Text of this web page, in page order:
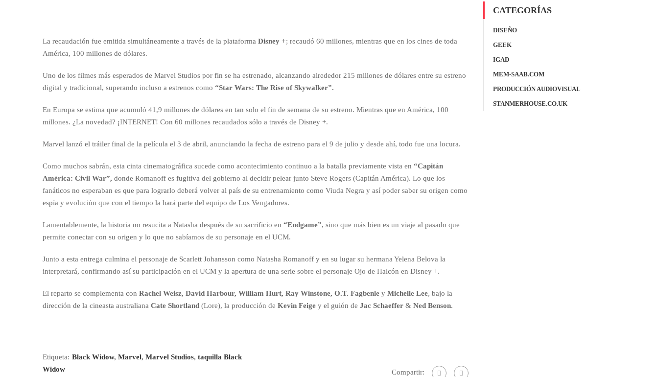
La recaudación fue emitida simultáneamente a través de la plataforma Disney +; recaudó 60 millones, mientras que en los cines de toda
América, 100 millones de dólares.
Uno de los filmes más esperados de Marvel Studios por fin se ha estrenado, alcanzando alrededor 215 millones de dólares entre su estreno
digital y tradicional, superando incluso a estrenos como “Star Wars: The Rise of Skywalker”.
En Europa se estima que acumuló 41,9 millones de dólares en tan solo el fin de semana de su estreno. Mientras que en América, 100
millones. ¿La novedad? ¡INTERNET! Con 60 millones recaudados sólo a través de Disney +.
Marvel lanzó el tráiler final de la película el 3 de abril, anunciando la fecha de estreno para el 9 de julio y desde ahí, todo fue una locura.
Como muchos sabrán, esta cinta cinematográfica sucede como acontecimiento continuo a la batalla previamente vista en “Capitán
América: Civil War”, donde Romanoff es fugitiva del gobierno al decidir pelear junto Steve Rogers (Capitán América). Lo que los
fanáticos no esperaban es que para lograrlo deberá volver al país de su entrenamiento como Viuda Negra y así poder saber su origen como
espía y evolución que con el tiempo la hará parte del equipo de Los Vengadores.
Lamentablemente, la historia no resucita a Natasha después de su sacrificio en “Endgame”, sino que más bien es un viaje al pasado que
permite conectar con su origen y lo que no sabíamos de su personaje en el UCM.
Junto a esta entrega culmina el personaje de Scarlett Johansson como Natasha Romanoff y en su lugar su hermana Yelena Belova la
interpretará, confirmando así su participación en el UCM y la apertura de una serie sobre el personaje Ojo de Halcón en Disney +.
El reparto se complementa con Rachel Weisz, David Harbour, William Hurt, Ray Winstone, O.T. Fagbenle y Michelle Lee, bajo la
dirección de la cineasta australiana Cate Shortland (Lore), la producción de Kevin Feige y el guión de Jac Schaeffer & Ned Benson.
Etiqueta: Black Widow, Marvel, Marvel Studios, taquilla Black
Widow
Compartir:
CATEGORÍAS
DISEÑO
GEEK
IGAD
MEM-SAAB.COM
PRODUCCIÓN AUDIOVISUAL
STANMERHOUSE.CO.UK